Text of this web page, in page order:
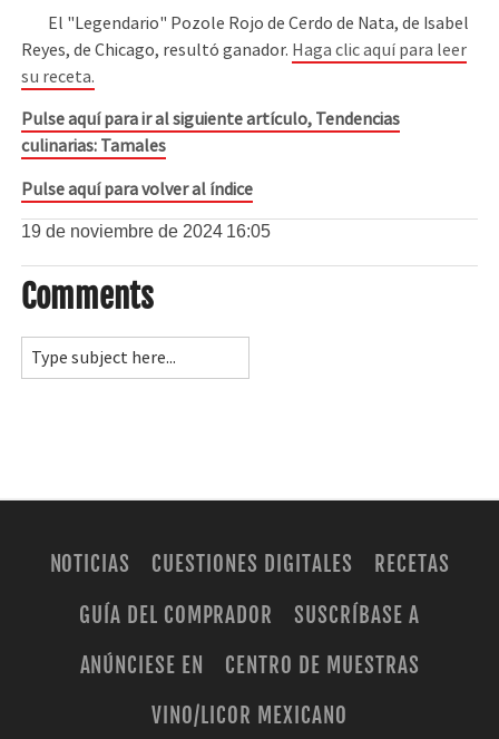
El "Legendario" Pozole Rojo de Cerdo de Nata, de Isabel
Reyes, de Chicago, resultó ganador. Haga clic aquí para leer
su receta.
Pulse aquí para ir al siguiente artículo, Tendencias
culinarias: Tamales
Pulse aquí para volver al índice
19 de noviembre de 2024 16:05
Comments
NOTICIAS CUESTIONES DIGITALES
RECETAS
GUÍA DEL COMPRADOR
SUSCRÍBASE A
ANÚNCIESE EN
CENTRO DE MUESTRAS
VINO/LICOR MEXICANO